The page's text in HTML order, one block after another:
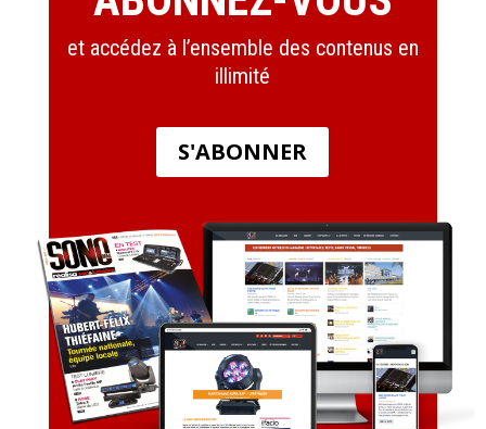
et accédez à l’ensemble des contenus en
illimité
S'ABONNER